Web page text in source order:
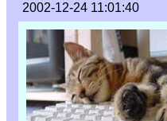
2002-12-24 11:01:40